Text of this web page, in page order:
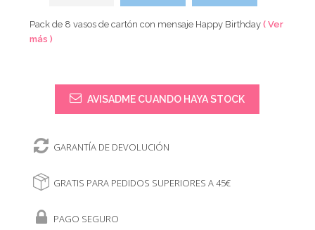
Pack de 8 vasos de cartón con mensaje Happy Birthday( Ver
más )
AVISADME CUANDO HAYA STOCK
GARANTÍA DE DEVOLUCIÓN
GRATIS PARA PEDIDOS SUPERIORES A 45€
PAGO SEGURO